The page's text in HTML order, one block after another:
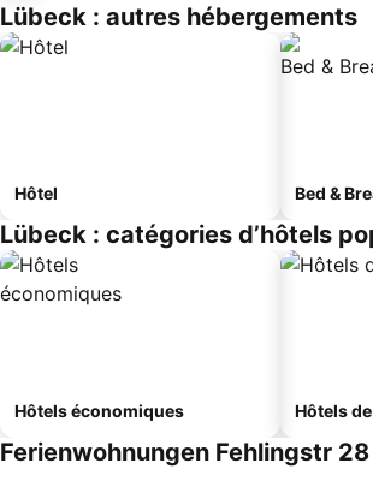
Lübeck : autres hébergements
Hôtel Bed &
Lübeck : catégories d’hôtels
Hôtels économiques Hôtels
Ferienwohnungen Fehlingstr